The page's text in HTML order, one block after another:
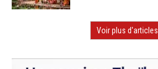
Voir plus d'articles